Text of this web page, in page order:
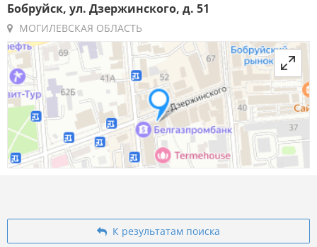
Бобруйск, ул. Дзержинского, д. 51
МОГИЛЕВСКАЯ ОБЛАСТЬ
К результатам поиска